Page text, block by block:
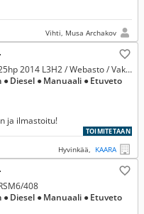
Vihti, Musa Archakov
2,3, 3.5 T 2.3 dCi 125hp 2014 L3H2 / Webasto / Vakionopeudensäädin / Ilmastointi / Vetokoukku / Vaihto & Rahoitus!
● Diesel ● Manuaali ● Etuveto
ja ilmastoitu!
TOIMITETAAN
Hyvinkää, KAARA
408
● Diesel ● Manuaali ● Etuveto